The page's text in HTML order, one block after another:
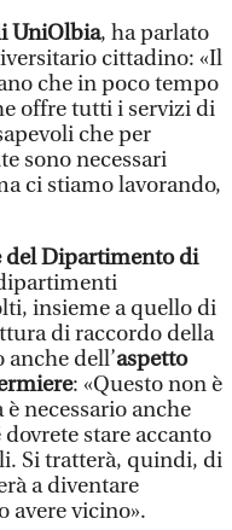
UniOlbia, ha parlato
cittadino: «Il
che in poco tempo
offre tutti i servizi di
che per
sono necessari
ci stiamo lavorando,
del Dipartimento di
insieme a quello di
di raccordo della
dell’aspetto
: «Questo non è
necessario anche
stare accanto
Si tratterà, quindi, di
a diventare
avere vicino».